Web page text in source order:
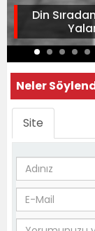
Din
Neler
Site